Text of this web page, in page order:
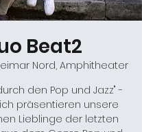
Beat2
Nord, Amphitheater
den Pop und Jazz" -
präsentieren unsere
Lieblinge der letzten